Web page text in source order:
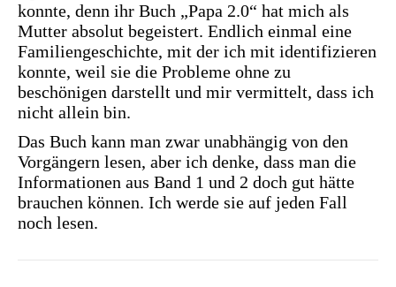
konnte, denn ihr Buch „Papa 2.0“ hat mich als
Mutter absolut begeistert. Endlich einmal eine
Familiengeschichte, mit der ich mit identifizieren
konnte, weil sie die Probleme ohne zu
beschönigen darstellt und mir vermittelt, dass ich
nicht allein bin.
Das Buch kann man zwar unabhängig von den
Vorgängern lesen, aber ich denke, dass man die
Informationen aus Band 1 und 2 doch gut hätte
brauchen können. Ich werde sie auf jeden Fall
noch lesen.